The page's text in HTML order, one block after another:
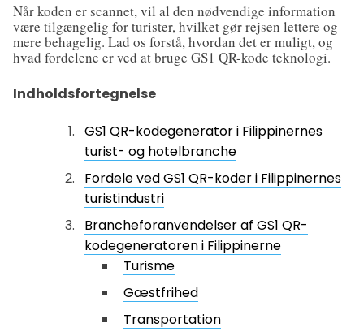
Når koden er scannet, vil al den nødvendige information
være tilgængelig for turister, hvilket gør rejsen lettere og
mere behagelig. Lad os forstå, hvordan det er muligt, og
hvad fordelene er ved at bruge GS1 QR-kode teknologi.
Indholdsfortegnelse
GS1 QR-kodegenerator i Filippinernes
turist- og hotelbranche
Fordele ved GS1 QR-koder i Filippinernes
turistindustri
Brancheforanvendelser af GS1 QR-
kodegeneratoren i Filippinerne
Turisme
Gæstfrihed
Transportation